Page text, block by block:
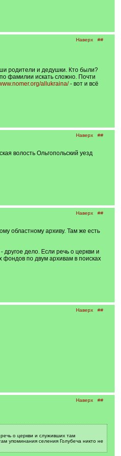
Наверх ##
родители и дедушки. Кто были?
фамилии искать сложно. Почти
allukraina/- вот и всё
Наверх ##
волость Ольгопольский уезд
Наверх ##
областному архиву. Там же есть
дело. Если речь о церкви и
по двум архивам в поисках
Наверх ##
Наверх ##
о церкви и служивших там
упоминания селения Голубеча никто не